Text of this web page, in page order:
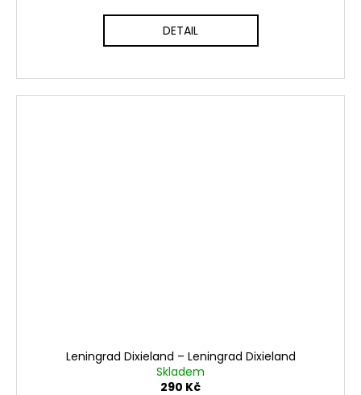
DETAIL
Leningrad Dixieland – Leningrad Dixieland
Skladem
290 Kč